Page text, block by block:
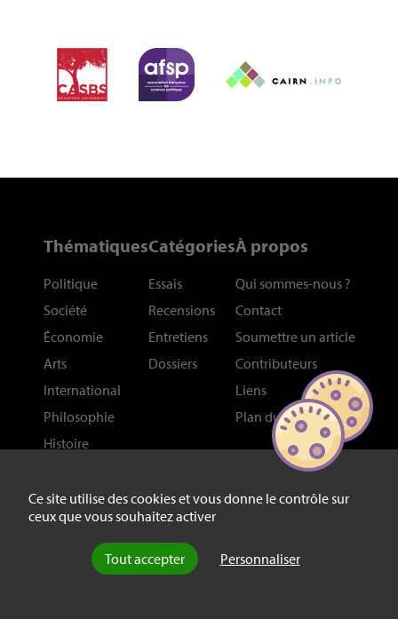
Ce site utilise des cookies et vous donne le contrôle sur
ceux que vous souhaitez activer
Tout accepter Personnaliser
Thématiques
Politique
Société
Économie
Arts
International
Philosophie
Histoire
Catégories
Essais
Recensions
Entretiens
Dossiers
À propos
Qui sommes-nous ?
Contact
Soumettre un article
Contributeurs
Liens
Plan du site
Réseaux
Newsletter
Facebook